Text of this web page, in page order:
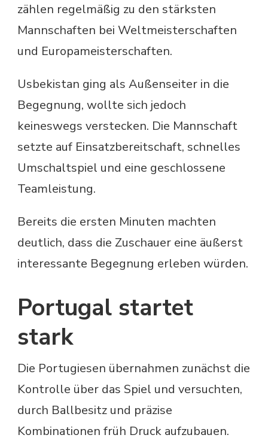
zählen regelmäßig zu den stärksten
Mannschaften bei Weltmeisterschaften
und Europameisterschaften.
Usbekistan ging als Außenseiter in die
Begegnung, wollte sich jedoch
keineswegs verstecken. Die Mannschaft
setzte auf Einsatzbereitschaft, schnelles
Umschaltspiel und eine geschlossene
Teamleistung.
Bereits die ersten Minuten machten
deutlich, dass die Zuschauer eine äußerst
interessante Begegnung erleben würden.
Portugal startet
stark
Die Portugiesen übernahmen zunächst die
Kontrolle über das Spiel und versuchten,
durch Ballbesitz und präzise
Kombinationen früh Druck aufzubauen.